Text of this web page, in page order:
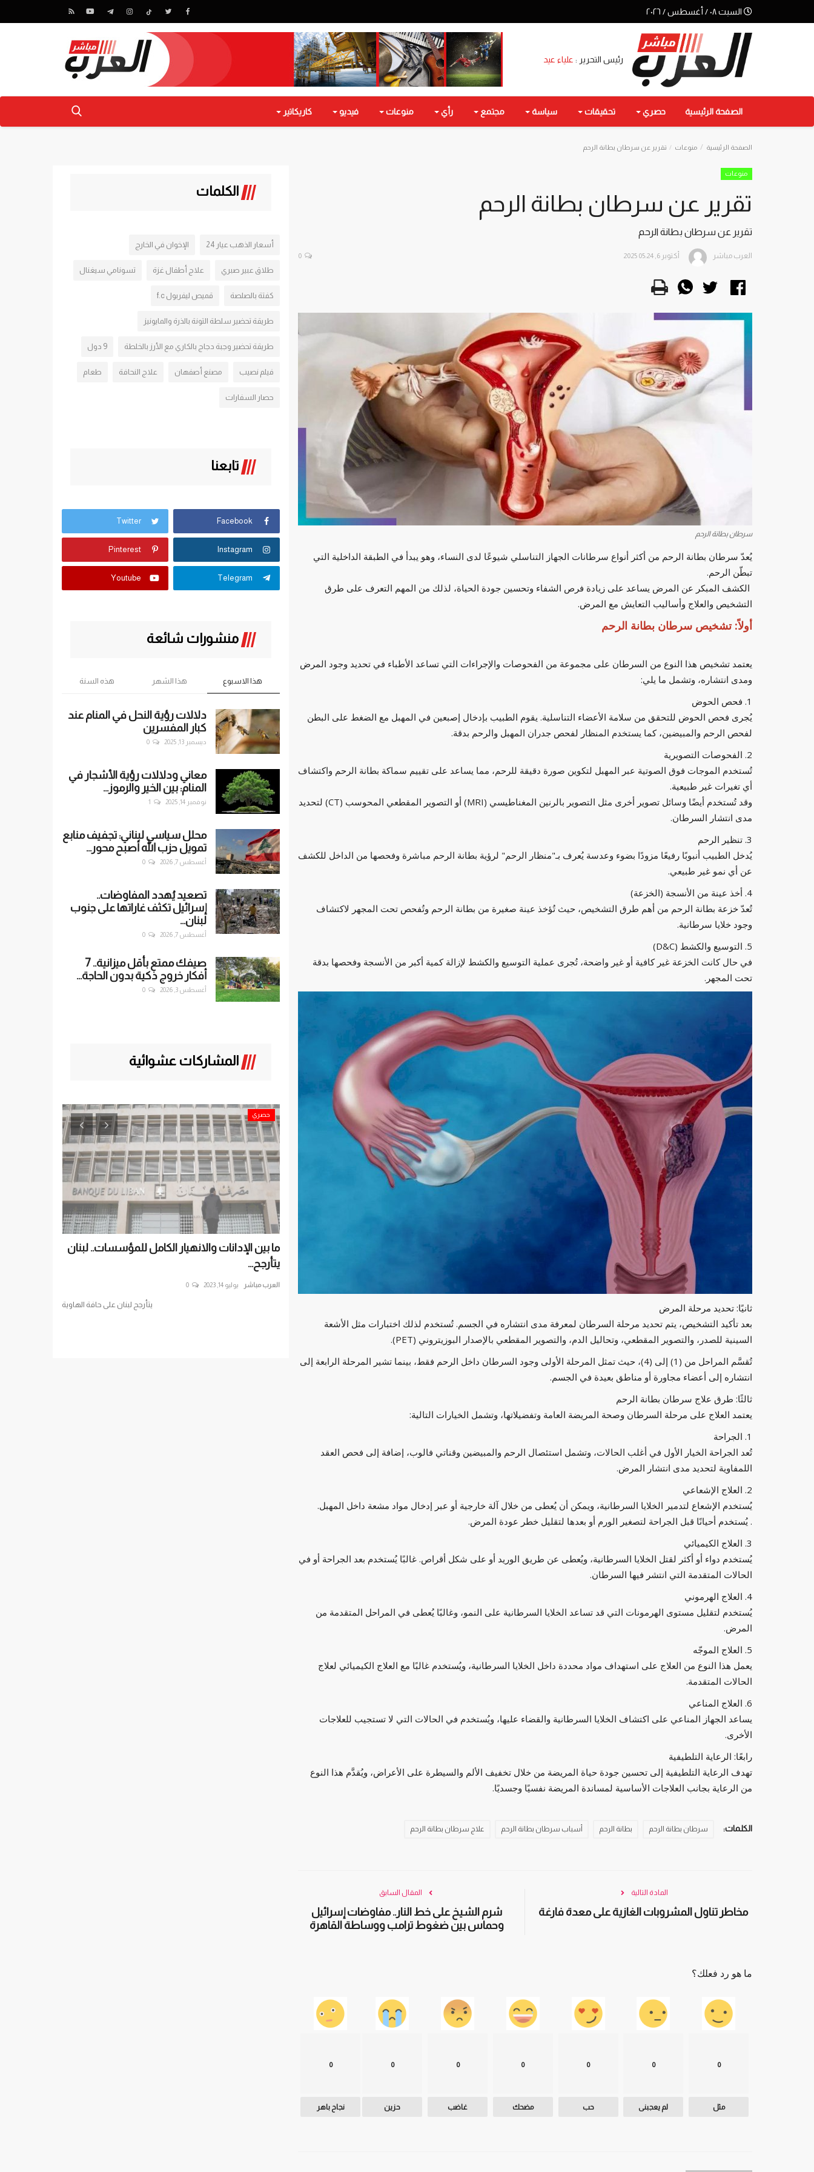
السبت ٠٨ / أغسطس / ٢٠٢٦
رئيس التحرير : علياء عيد
الصفحة الرئيسية حصري تحقيقات سياسة مجتمع رأي منوعات فيديو كاريكاتير
الصفحة الرئيسية منوعات تقرير عن سرطان بطانة الرحم
منوعات
تقرير عن سرطان بطانة الرحم
تقرير عن سرطان بطانة الرحم
العرب مباشر أكتوبر 6, 2025 05:24 0
سرطان بطانة الرحم
يُعدّ سرطان بطانة الرحم من أكثر أنواع سرطانات الجهاز التناسلي شيوعًا لدى النساء، وهو يبدأ في الطبقة الداخلية التي
تبطّن الرحم.
الكشف المبكر عن المرض يساعد على زيادة فرص الشفاء وتحسين جودة الحياة، لذلك من المهم التعرف على طرق
التشخيص والعلاج وأساليب التعايش مع المرض.
أولاً: تشخيص سرطان بطانة الرحم
يعتمد تشخيص هذا النوع من السرطان على مجموعة من الفحوصات والإجراءات التي تساعد الأطباء في تحديد وجود المرض
ومدى انتشاره، وتشمل ما يلي:
1. فحص الحوض
يُجرى فحص الحوض للتحقق من سلامة الأعضاء التناسلية. يقوم الطبيب بإدخال إصبعين في المهبل مع الضغط على البطن
لفحص الرحم والمبيضين، كما يستخدم المنظار لفحص جدران المهبل والرحم بدقة.
2. الفحوصات التصويرية
تُستخدم الموجات فوق الصوتية عبر المهبل لتكوين صورة دقيقة للرحم، مما يساعد على تقييم سماكة بطانة الرحم واكتشاف
أي تغيرات غير طبيعية.
وقد تُستخدم أيضًا وسائل تصوير أخرى مثل التصوير بالرنين المغناطيسي (MRI) أو التصوير المقطعي المحوسب (CT) لتحديد
مدى انتشار السرطان.
3. تنظير الرحم
يُدخل الطبيب أنبوبًا رفيعًا مزودًا بضوء وعدسة يُعرف بـ"منظار الرحم" لرؤية بطانة الرحم مباشرة وفحصها من الداخل للكشف
عن أي نمو غير طبيعي.
4. أخذ عينة من الأنسجة (الخزعة)
تُعدّ خزعة بطانة الرحم من أهم طرق التشخيص، حيث تُؤخذ عينة صغيرة من بطانة الرحم وتُفحص تحت المجهر لاكتشاف
وجود خلايا سرطانية.
5. التوسيع والكشط (D&C)
في حال كانت الخزعة غير كافية أو غير واضحة، تُجرى عملية التوسيع والكشط لإزالة كمية أكبر من الأنسجة وفحصها بدقة
تحت المجهر.
ثانيًا: تحديد مرحلة المرض
بعد تأكيد التشخيص، يتم تحديد مرحلة السرطان لمعرفة مدى انتشاره في الجسم. تُستخدم لذلك اختبارات مثل الأشعة
السينية للصدر، والتصوير المقطعي، وتحاليل الدم، والتصوير المقطعي بالإصدار البوزيتروني (PET).
تُقسَّم المراحل من (1) إلى (4)، حيث تمثل المرحلة الأولى وجود السرطان داخل الرحم فقط، بينما تشير المرحلة الرابعة إلى
انتشاره إلى أعضاء مجاورة أو مناطق بعيدة في الجسم.
ثالثًا: طرق علاج سرطان بطانة الرحم
يعتمد العلاج على مرحلة السرطان وصحة المريضة العامة وتفضيلاتها، وتشمل الخيارات التالية:
1. الجراحة
تُعد الجراحة الخيار الأول في أغلب الحالات، وتشمل استئصال الرحم والمبيضين وقناتي فالوب، إضافة إلى فحص العقد
اللمفاوية لتحديد مدى انتشار المرض.
2. العلاج الإشعاعي
يُستخدم الإشعاع لتدمير الخلايا السرطانية، ويمكن أن يُعطى من خلال آلة خارجية أو عبر إدخال مواد مشعة داخل المهبل.
. يُستخدم أحيانًا قبل الجراحة لتصغير الورم أو بعدها لتقليل خطر عودة المرض.
3. العلاج الكيميائي
يُستخدم دواء أو أكثر لقتل الخلايا السرطانية، ويُعطى عن طريق الوريد أو على شكل أقراص. غالبًا يُستخدم بعد الجراحة أو في
الحالات المتقدمة التي انتشر فيها السرطان.
4. العلاج الهرموني
يُستخدم لتقليل مستوى الهرمونات التي قد تساعد الخلايا السرطانية على النمو، وغالبًا يُعطى في المراحل المتقدمة من
المرض.
5. العلاج الموجّه
يعمل هذا النوع من العلاج على استهداف مواد محددة داخل الخلايا السرطانية، ويُستخدم غالبًا مع العلاج الكيميائي لعلاج
الحالات المتقدمة.
6. العلاج المناعي
يساعد الجهاز المناعي على اكتشاف الخلايا السرطانية والقضاء عليها، ويُستخدم في الحالات التي لا تستجيب للعلاجات
الأخرى.
رابعًا: الرعاية التلطيفية
تهدف الرعاية التلطيفية إلى تحسين جودة حياة المريضة من خلال تخفيف الألم والسيطرة على الأعراض، ويُقدَّم هذا النوع
من الرعاية بجانب العلاجات الأساسية لمساندة المريضة نفسيًا وجسديًا.
الكلمات: سرطان بطانة الرحم بطانة الرحم أسباب سرطان بطانة الرحم علاج سرطان بطانة الرحم
المقال السابق
شرم الشيخ على خط النار.. مفاوضات إسرائيل
وحماس بين ضغوط ترامب ووساطة القاهرة
المادة التالية
مخاطر تناول المشروبات الغازية على معدة فارغة
ما هو رد فعلك؟
0
مثل
0
لم يعجبنى
0
حب
0
مضحك
0
غاضب
0
حزين
0
نجاح باهر
الكلمات
أسعار الذهب عيار 24 الإخوان في الخارج
طلاق عبير صبري علاج أطفال غزة تسونامي سيغنال
كفتة بالصلصة قميص ليفربول f.c
طريقة تحضير سلطة التونة بالذرة والمايونيز
طريقة تحضير وجبة دجاج بالكاري مع الأرز بالخلطة 9 دول
فيلم نصيب مصنع أصفهان علاج النحافة طعام
حصار السفارات
تابعنا
Facebook
Twitter
Instagram
Pinterest
Telegram
Youtube
منشورات شائعة
هذا الاسبوع هذا الشهر هذه السنة
دلالات رؤية النحل في المنام عند
كبار المفسرين
ديسمبر 13, 2025 0
معاني ودلالات رؤية الأشجار في
المنام: بين الخير والرموز...
نوفمبر 14, 2025 1
محلل سياسي لبناني: تجفيف منابع
تمويل حزب الله أصبح محور...
أغسطس 7, 2026 0
تصعيد يُهدد المفاوضات..
إسرائيل تكثف غاراتها على جنوب
لبنان...
أغسطس 7, 2026 0
صيفك ممتع بأقل ميزانية.. 7
أفكار خروج ذكية بدون الحاجة...
أغسطس 3, 2026 0
المشاركات عشوائية
عربية.. حيل
العربي وتحاول نشر
سياسة
يدعون أن "جندي الله".. كيف استغل الإخوان أزمة
كورونا بأوروبا؟
العرب مباشر أبريل 8, 2020 0
جماعة الإخوان.. تبديل الأقنعة في سبيل النفوذ
حصري
ما بين الإدانات والانهيار الكامل للمؤسسات.. لبنان
يتأرجح...
العرب مباشر يوليو 14, 2023 0
يتأرجح لبنان على حافة الهاوية